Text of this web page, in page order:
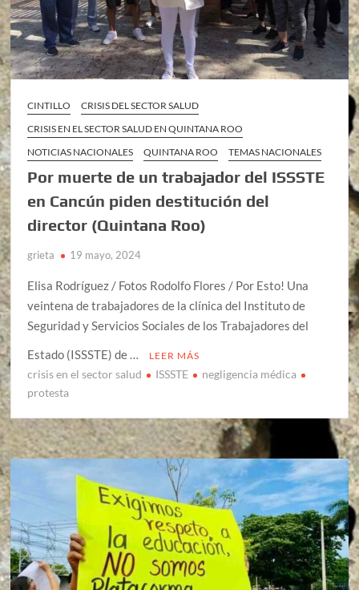
CINTILLO
CRISIS DEL SECTOR SALUD
CRISIS EN EL SECTOR SALUD EN QUINTANA ROO
NOTICIAS NACIONALES
QUINTANA ROO TEMAS NACIONALES
Por muerte de un trabajador del ISSSTE
en Cancún piden destitución del
director (Quintana Roo)
grieta 19 mayo, 2024
Elisa Rodríguez / Fotos Rodolfo Flores / Por Esto! Una
veintena de trabajadores de la clínica del Instituto de
Seguridad y Servicios Sociales de los Trabajadores del
Estado (ISSSTE) de …
LEER MÁS
crisis en el sector salud ISSSTE
negligencia médica
protesta